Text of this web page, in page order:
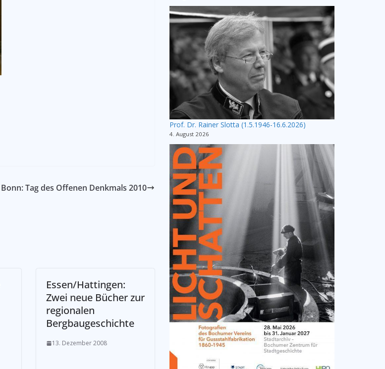
Bonn: Tag des Offenen Denkmals 2010
Essen/Hattingen:
Zwei neue Bücher zur
regionalen
Bergbaugeschichte
13. Dezember 2008
Prof. Dr. Rainer Slotta (1.5.1946-16.6.2026)
4. August 2026